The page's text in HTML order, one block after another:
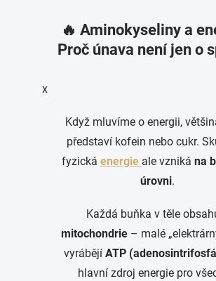
🔥 Aminokyseliny a
Proč únava není jen o
x
Když mluvíme o energii,
představí kofein nebo cukr.
fyzická energie ale vzniká na
úrovni.
Každá buňka v těle
mitochondrie– malé
vyrábějí ATP
hlavní zdroj energie pro